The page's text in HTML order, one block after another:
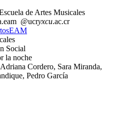
de Artes Musicales
@ucryxcu.ac.cr
Social
la noche
Cordero, Sara Miranda,
Pedro García